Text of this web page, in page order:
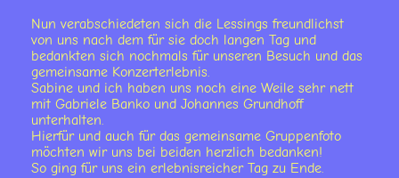
Nun verabschiedeten sich die Lessings freundlichst
von uns nach dem für sie doch langen Tag und
bedankten sich nochmals für unseren Besuch und das
gemeinsame Konzerterlebnis.
Sabine und ich haben uns noch eine Weile sehr nett
mit Gabriele Banko und Johannes Grundhoff
unterhalten.
Hierfür und auch für das gemeinsame Gruppenfoto
möchten wir uns bei beiden herzlich bedanken!
So ging für uns ein erlebnisreicher Tag zu Ende.